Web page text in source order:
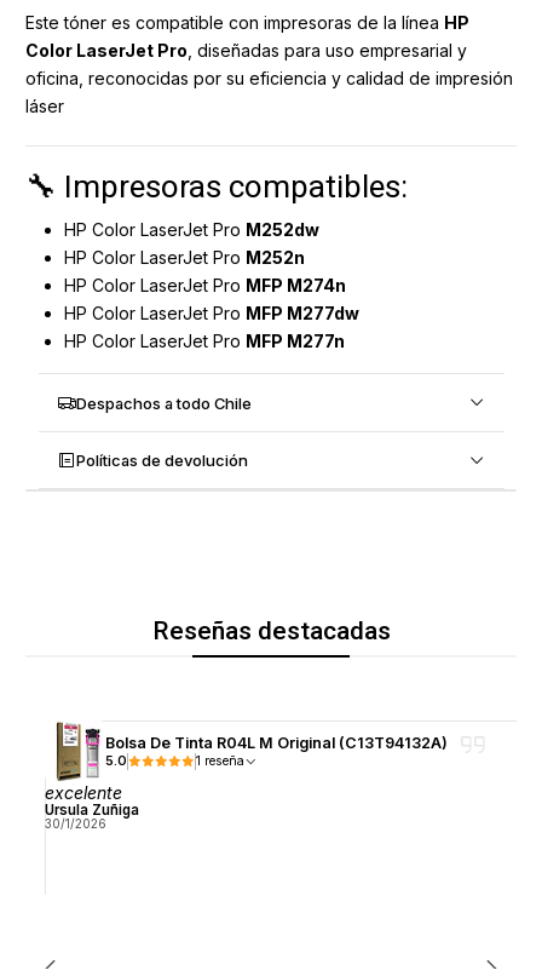
Este tóner es compatible con impresoras de la línea HP
Color LaserJet Pro , diseñadas para uso empresarial y
oficina, reconocidas por su eficiencia y calidad de impresión
láser
🔧 Impresoras compatibles:
HP Color LaserJet Pro M252dw
HP Color LaserJet Pro M252n
HP Color LaserJet Pro MFP M274n
HP Color LaserJet Pro MFP M277dw
HP Color LaserJet Pro MFP M277n
Despachos a todo Chile
Políticas de devolución
Reseñas destacadas
Bolsa De Tinta R04L M Original (C13T94132A)
5.0 1 reseña
excelente
Ursula Zuñiga
30/1/2026